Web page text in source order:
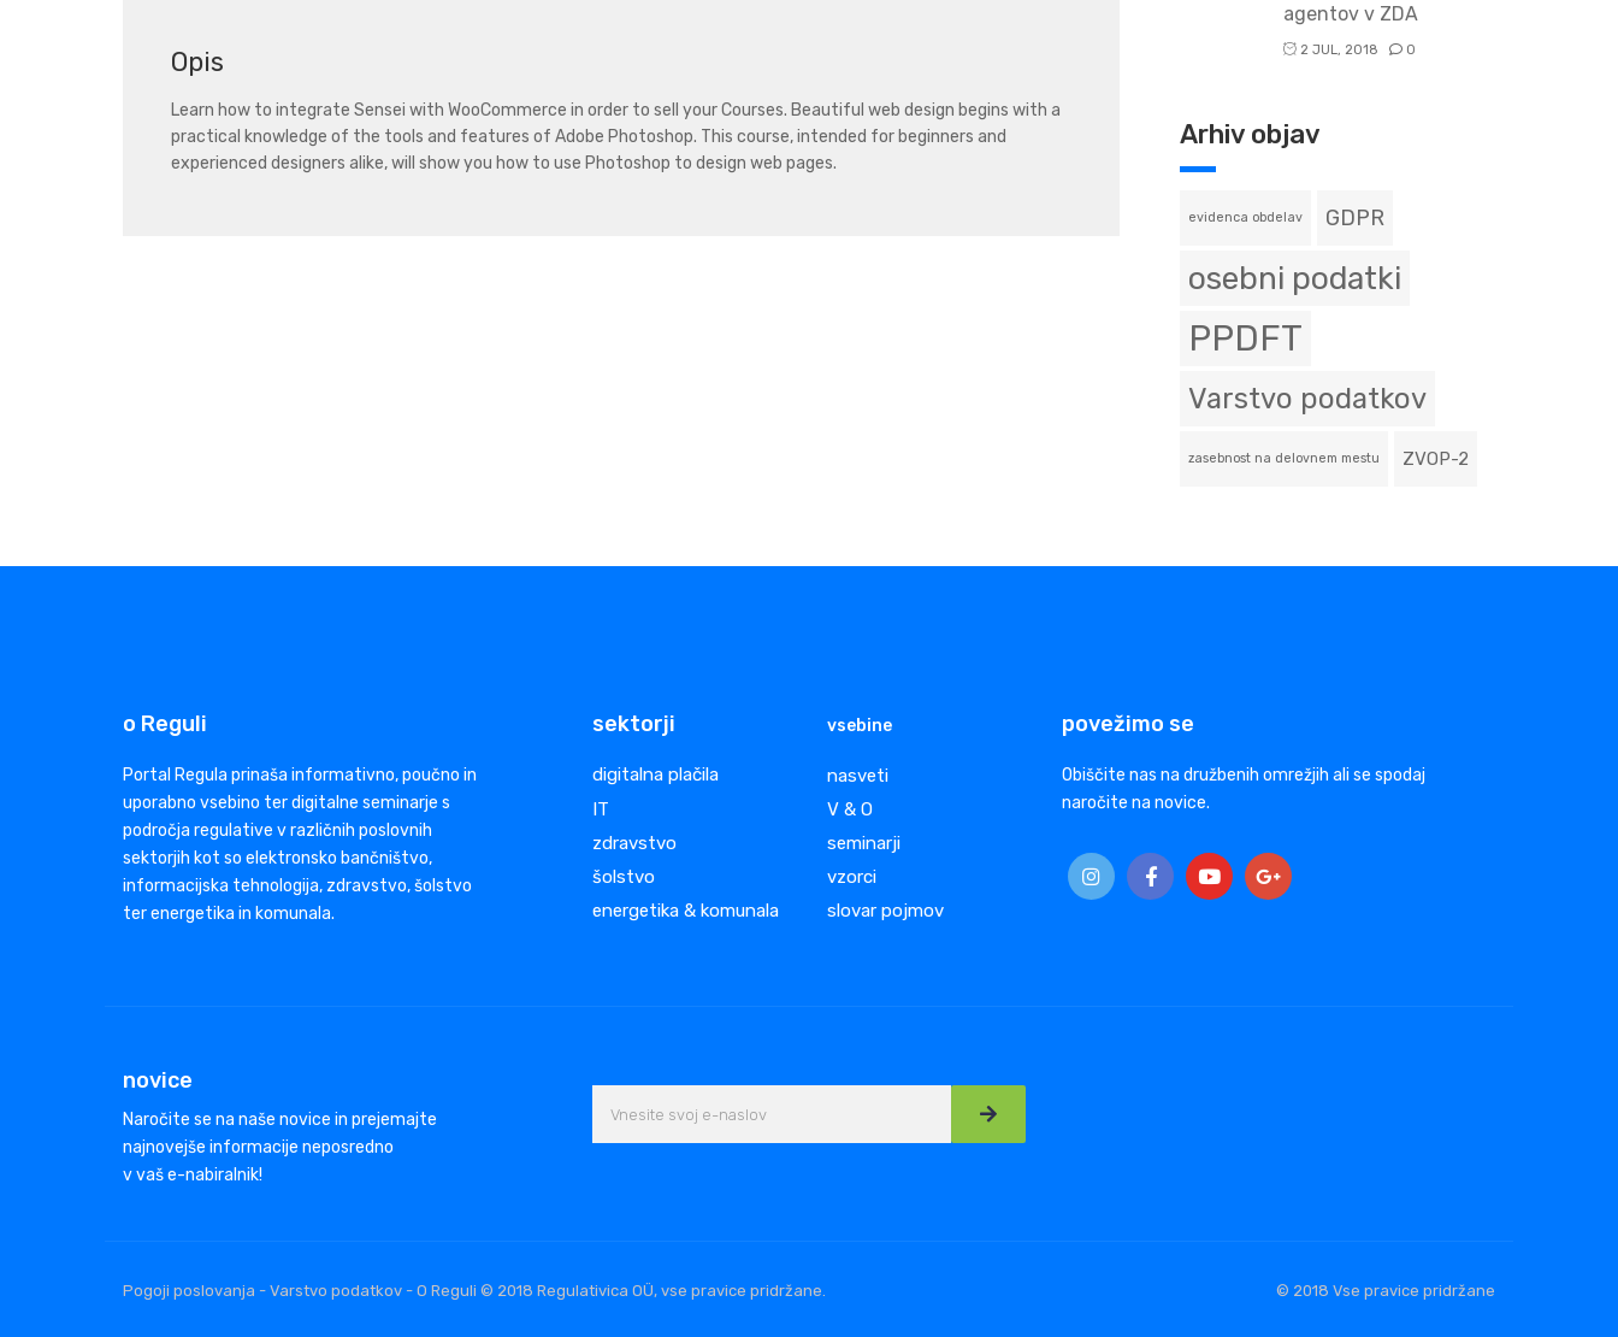
Opis
Learn how to integrate Sensei with WooCommerce in order to sell your Courses. Beautiful web design begins with a
practical knowledge of the tools and features of Adobe Photoshop. This course, intended for beginners and
experienced designers alike, will show you how to use Photoshop to design web pages.
agentov v ZDA
2 JUL, 2018 0
Arhiv objav
evidenca obdelav GDPR
osebni podatki
PPDFT
Varstvo podatkov
zasebnost na delovnem mestu ZVOP-2
o Reguli
Portal Regula prinaša informativno, poučno in
uporabno vsebino ter digitalne seminarje s
področja regulative v različnih poslovnih
sektorjih kot so elektronsko bančništvo,
informacijska tehnologija, zdravstvo, šolstvo
ter energetika in komunala.
sektorji
digitalna plačila
IT
zdravstvo
šolstvo
energetika & komunala
vsebine
nasveti
V & O
seminarji
vzorci
slovar pojmov
povežimo se
Obiščite nas na družbenih omrežjih ali se spodaj
naročite na novice.
novice
Naročite se na naše novice in prejemajte
najnovejše informacije neposredno
v vaš e-nabiralnik!
Pogoji poslovanja - Varstvo podatkov - O Reguli © 2018 Regulativica OÜ, vse pravice pridržane. © 2018 Vse pravice pridržane